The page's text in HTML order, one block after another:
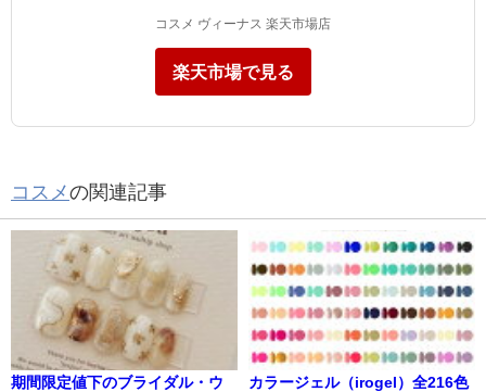
コスメ ヴィーナス 楽天市場店
楽天市場で見る
コスメの関連記事
期間限定値下のブライダル・ウ
カラージェル（irogel）全216色